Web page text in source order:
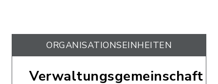
ORGANISATIONS­EINHEITEN
Verwaltungsgemeinschaft